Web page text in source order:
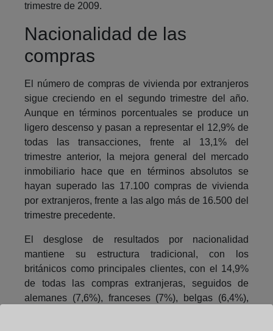
trimestre de 2009.
Nacionalidad de las
compras
El número de compras de vivienda por extranjeros
sigue creciendo en el segundo trimestre del año.
Aunque en términos porcentuales se produce un
ligero descenso y pasan a representar el 12,9% de
todas las transacciones, frente al 13,1% del
trimestre anterior, la mejora general del mercado
inmobiliario hace que en términos absolutos se
hayan superado las 17.100 compras de vivienda
por extranjeros, frente a las algo más de 16.500 del
trimestre precedente.
El desglose de resultados por nacionalidad
mantiene su estructura tradicional, con los
británicos como principales clientes, con el 14,9%
de todas las compras extranjeras, seguidos de
alemanes (7,6%), franceses (7%), belgas (6,4%),